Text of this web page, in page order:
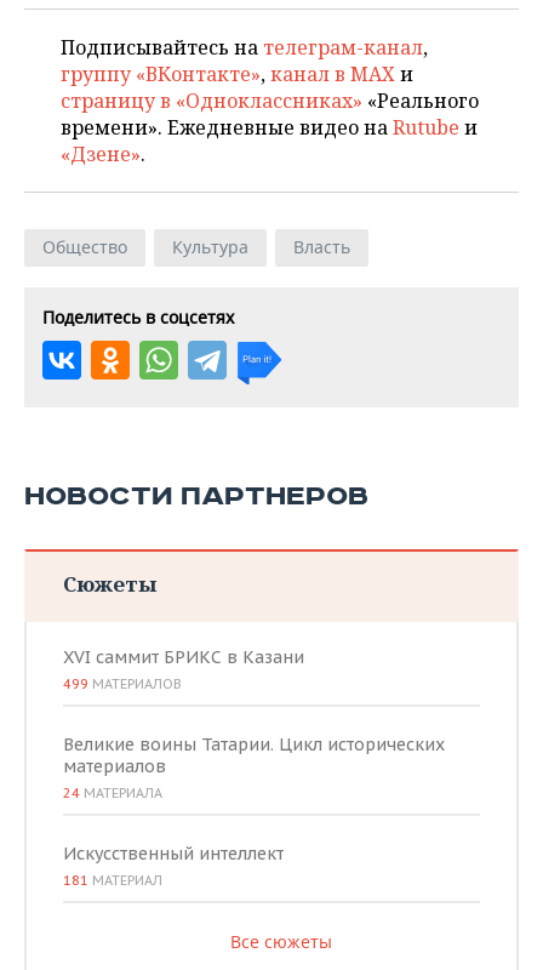
Подписывайтесь на телеграм-канал,
группу «ВКонтакте»,канал в MAXи
страницу в «Одноклассниках» «Реального
времени». Ежедневные видео наRutube и
«Дзене».
Общество Культура Власть
Поделитесь в соцсетях
НОВОСТИ ПАРТНЕРОВ
Сюжеты
XVI саммит БРИКС в Казани
499 МАТЕРИАЛОВ
Великие воины Татарии. Цикл исторических
материалов
24 МАТЕРИАЛА
Искусственный интеллект
181 МАТЕРИАЛ
Все сюжеты